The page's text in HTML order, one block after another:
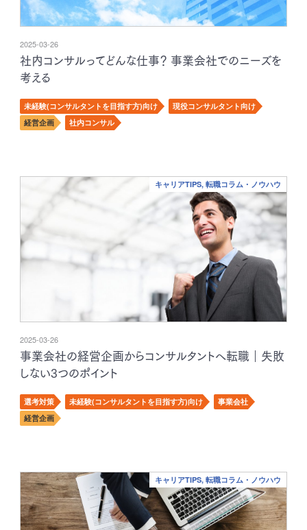
2025-03-26
社内コンサルってどんな仕事？ 事業会社でのニーズを
考える
未経験(コンサルタントを目指す方)向け
現役コンサルタント向け
経営企画
社内コンサル
キャリアTIPS, 転職コラム・ノウハウ
2025-03-26
事業会社の経営企画からコンサルタントへ転職｜失敗
しない3つのポイント
選考対策 未経験(コンサルタントを目指す方)向け
事業会社
経営企画
キャリアTIPS, 転職コラム・ノウハウ